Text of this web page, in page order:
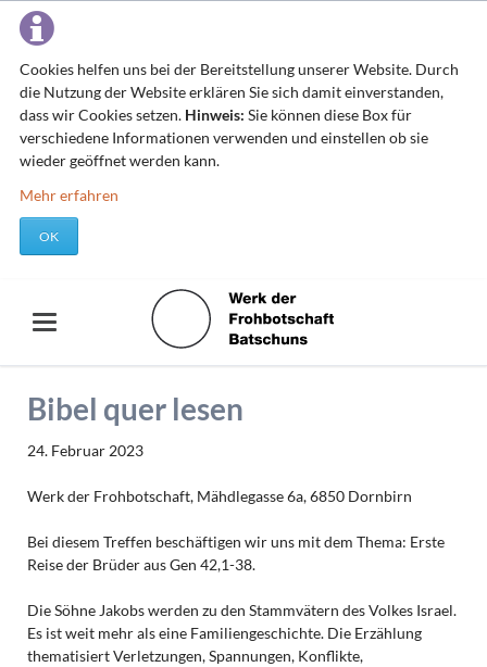
Cookies helfen uns bei der Bereitstellung unserer Website. Durch
die Nutzung der Website erklären Sie sich damit einverstanden,
dass wir Cookies setzen. Hinweis: Sie können diese Box für
verschiedene Informationen verwenden und einstellen ob sie
wieder geöffnet werden kann.
Mehr erfahren
OK
Bibel quer lesen
24. Februar 2023
Werk der Frohbotschaft, Mähdlegasse 6a, 6850 Dornbirn
Bei diesem Treffen beschäftigen wir uns mit dem Thema: Erste
Reise der Brüder aus Gen 42,1-38.
Die Söhne Jakobs werden zu den Stammvätern des Volkes Israel.
Es ist weit mehr als eine Familiengeschichte. Die Erzählung
thematisiert Verletzungen, Spannungen, Konflikte,